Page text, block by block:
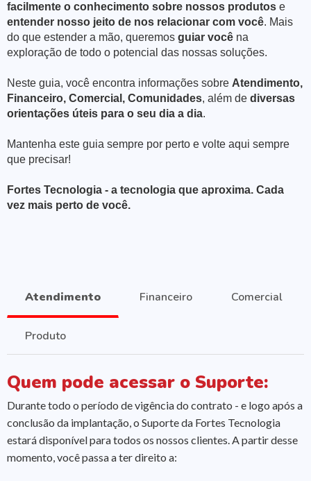
facilmente o conhecimento sobre nossos produtos e
entender nosso jeito de nos relacionar com você. Mais
do que estender a mão, queremos guiar você na
exploração de todo o potencial das nossas soluções.
Neste guia, você encontra informações sobre Atendimento,
Financeiro, Comercial, Comunidades, além de diversas
orientações úteis para o seu dia a dia.
Mantenha este guia sempre por perto e volte aqui sempre
que precisar!
Fortes Tecnologia - a tecnologia que aproxima. Cada
vez mais perto de você.
Atendimento Financeiro Comercial
Produto
Quem pode acessar o Suporte:
Durante todo o período de vigência do contrato - e logo após a
conclusão da implantação, o Suporte da Fortes Tecnologia
estará disponível para todos os nossos clientes. A partir desse
momento, você passa a ter direito a: